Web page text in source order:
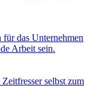
das Unternehmen
Arbeit sein.
selbst zum